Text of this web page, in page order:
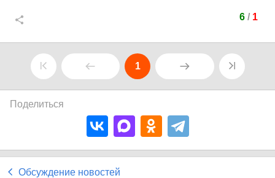
6/ 1
1
Поделиться
Обсуждение новостей